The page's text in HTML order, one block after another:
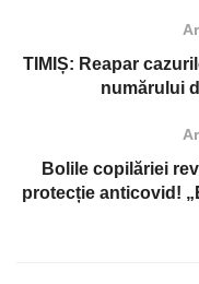
TIMIȘ: Reapar
numărului
Bolile copilăriei
protecție anticovid!